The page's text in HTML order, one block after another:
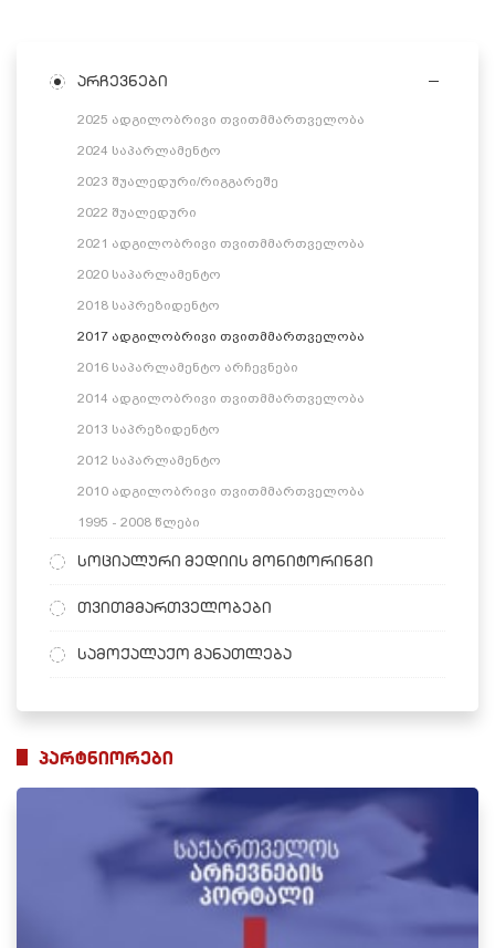
არჩევნები
2025 ადგილობრივი თვითმმართველობა
2024 საპარლამენტო
2023 შუალედური/რიგგარეშე
2022 შუალედური
2021 ადგილობრივი თვითმმართველობა
2020 საპარლამენტო
2018 საპრეზიდენტო
2017 ადგილობრივი თვითმმართველობა
2016 საპარლამენტო არჩევნები
2014 ადგილობრივი თვითმმართველობა
2013 საპრეზიდენტო
2012 საპარლამენტო
2010 ადგილობრივი თვითმმართველობა
1995 - 2008 წლები
სოციალური მედიის მონიტორინგი
თვითმმართველობები
სამოქალაქო განათლება
პარტნიორები